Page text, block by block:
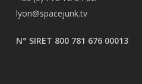
lyon@spacejunk.tv
N° SIRET 800 781 676 00013